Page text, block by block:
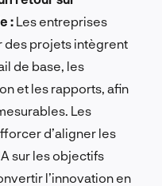
: Les entreprises
des projets intègrent
de base, les
et les rapports, afin
Les
d’aligner les
sur les objectifs
l’innovation en